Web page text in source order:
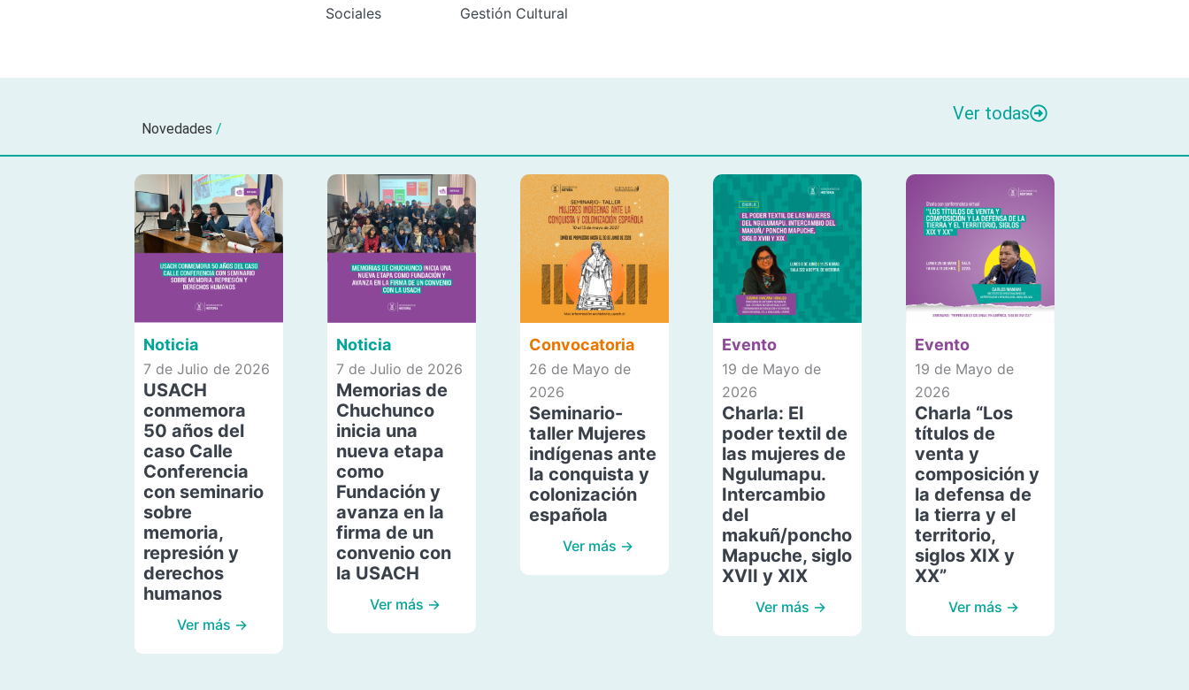
Sociales
Gestión Cultural
Novedades /
Ver todas
Noticia
7 de Julio de 2026
USACH
conmemora
50 años del
caso Calle
Conferencia
con seminario
sobre
memoria,
represión y
derechos
humanos
Ver más →
Noticia
7 de Julio de 2026
Memorias de
Chuchunco
inicia una
nueva etapa
como
Fundación y
avanza en la
firma de un
convenio con
la USACH
Ver más →
Convocatoria
26 de Mayo de
2026
Seminario-
taller Mujeres
indígenas ante
la conquista y
colonización
española
Ver más →
Evento
19 de Mayo de
2026
Charla: El
poder textil de
las mujeres de
Ngulumapu.
Intercambio
del
makuñ/poncho
Mapuche, siglo
XVII y XIX
Ver más →
Evento
19 de Mayo de
2026
Charla “Los
títulos de
venta y
composición y
la defensa de
la tierra y el
territorio,
siglos XIX y
XX”
Ver más →